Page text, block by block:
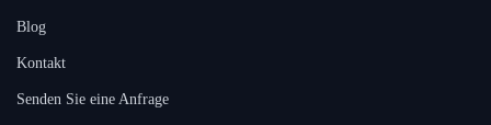
Blog
Kontakt
Senden Sie eine Anfrage